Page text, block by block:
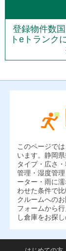
登録物件数
トeトランク
このページで
います。静岡
タイプ・広さ
管理・湿度管
ーター・雨に
わせた条件で
クルームへの
フォームから
し倉庫をお探